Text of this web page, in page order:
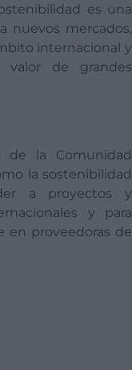
es una
nuevos mercados,
internacional y
de grandes
de la Comunidad
la sostenibilidad
a proyectos y
y para
en proveedoras de